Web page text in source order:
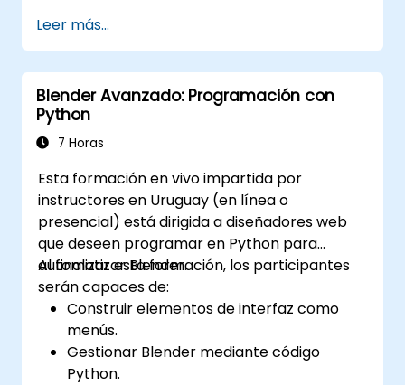
Aprender a crear animaciones y efectos
visuales con Blender.
Añadir curvas, superficies, metabolas y
partículas de pelo para simular
movimientos 3D realistas.
Utilizar las herramientas para mapeo UV
de modelos 3D.
Exportar modelos y activos 3D a un motor
de juego, impresora 3D u otro software.
Leer más...
Blender Avanzado: Programación con
Python
7 Horas
Esta formación en vivo impartida por
instructores en Uruguay (en línea o
presencial) está dirigida a diseñadores web
que deseen programar en Python para
automatizar Blender.
Al finalizar esta formación, los participantes
serán capaces de:
Construir elementos de interfaz como
menús.
Gestionar Blender mediante código
Python.